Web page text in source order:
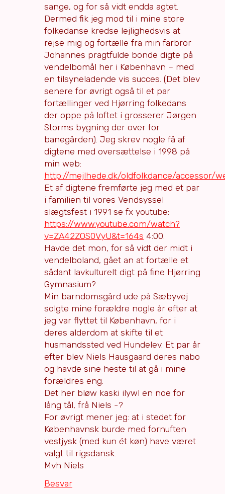
sange, og for så vidt endda agtet.
Dermed fik jeg mod til i mine store
folkedanse kredse lejlighedsvis at
rejse mig og fortælle fra min farbror
Johannes pragtfulde bonde digte på
vendelbomål her i København – med
en tilsyneladende vis succes. (Det blev
senere for øvrigt også til et par
fortællinger ved Hjørring folkedans
der oppe på loftet i grosserer Jørgen
Storms bygning der over for
banegården). Jeg skrev nogle få af
digtene med oversættelse i 1998 på
min web:
http://mejlhede.dk/oldfolkdance/accessor/
Et af digtene fremførte jeg med et par
i familien til vores Vendsyssel
slægtsfest i 1991 se fx youtube:
https://www.youtube.com/watch?
v=ZA42ZOS0VyU&t=164s 4:00.
Havde det mon, for så vidt der midt i
vendelboland, gået an at fortælle et
sådant lavkulturelt digt på fine Hjørring
Gymnasium?
Min barndomsgård ude på Sæbyvej
solgte mine forældre nogle år efter at
jeg var flyttet til København, for i
deres alderdom at skifte til et
husmandssted ved Hundelev. Et par år
efter blev Niels Hausgaard deres nabo
og havde sine heste til at gå i mine
forældres eng.
Det her bløw kaski ilywl en noe for
lång tål, frå Niels -?
For øvrigt mener jeg: at i stedet for
Københavnsk burde med fornuften
vestjysk (med kun ét køn) have været
valgt til rigsdansk.
Mvh Niels
Besvar